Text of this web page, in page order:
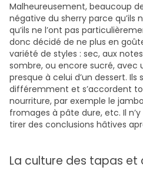
Malheureusement, beaucoup
négative du sherry parce qu’ils
qu’ils ne l’ont pas
donc décidé de ne plus en
variété de styles : sec, aux
sombre, ou encore sucré, avec
presque à celui d’un dessert. Ils
différemment et s’accordent
nourriture, par exemple le
fromages à pâte dure, etc. Il
tirer des conclusions hâtives
La culture des tapas et